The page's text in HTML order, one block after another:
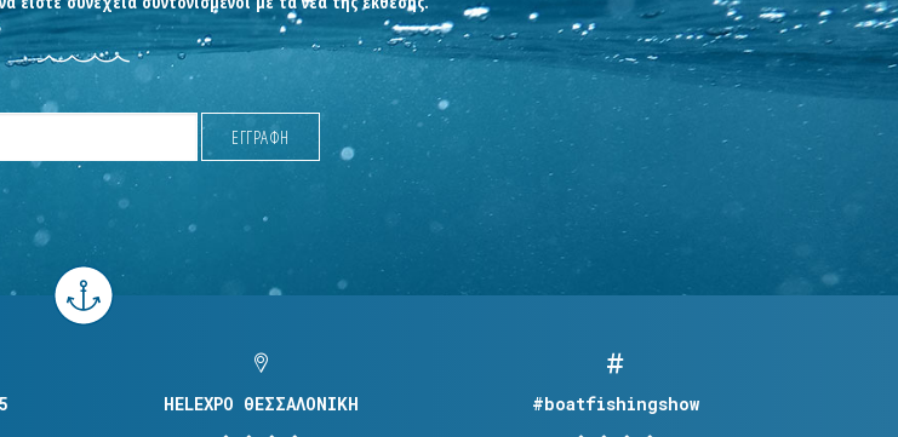
HELEXPO ΘΕΣΣΑΛΟΝΙΚΗ #boatfishingshow